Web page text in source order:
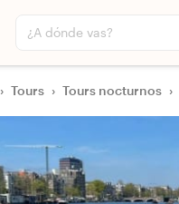
¿A dónde vas?
› Tours › Tours nocturnos ›